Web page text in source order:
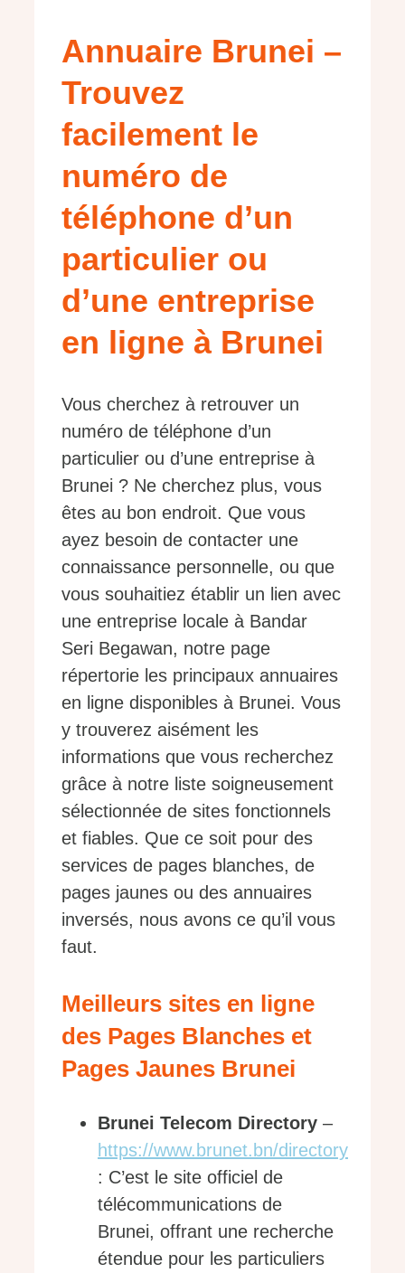
Annuaire Brunei –
Trouvez
facilement le
numéro de
téléphone d’un
particulier ou
d’une entreprise
en ligne à Brunei
Vous cherchez à retrouver un
numéro de téléphone d’un
particulier ou d’une entreprise à
Brunei ? Ne cherchez plus, vous
êtes au bon endroit. Que vous
ayez besoin de contacter une
connaissance personnelle, ou que
vous souhaitiez établir un lien avec
une entreprise locale à Bandar
Seri Begawan, notre page
répertorie les principaux annuaires
en ligne disponibles à Brunei. Vous
y trouverez aisément les
informations que vous recherchez
grâce à notre liste soigneusement
sélectionnée de sites fonctionnels
et fiables. Que ce soit pour des
services de pages blanches, de
pages jaunes ou des annuaires
inversés, nous avons ce qu’il vous
faut.
Meilleurs sites en ligne
des Pages Blanches et
Pages Jaunes Brunei
Brunei Telecom Directory –
https://www.brunet.bn/directory
: C’est le site officiel de
télécommunications de
Brunei, offrant une recherche
étendue pour les particuliers